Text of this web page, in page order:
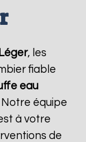
, les
fiable
eau
Notre équipe
à votre
de